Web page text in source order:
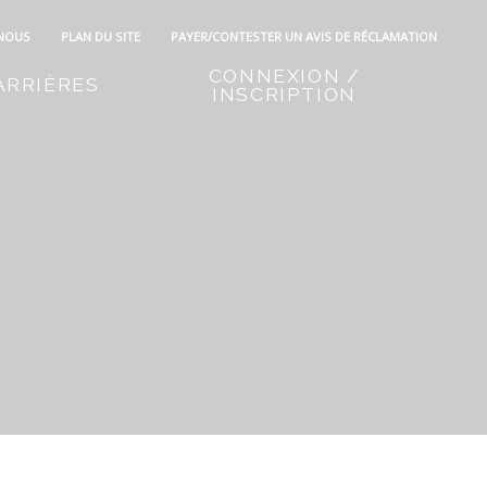
PAYER/CONTESTER UN AVIS DE RÉCLAMATION
PLAN DU SITE
CONNEXION /
INSCRIPTION